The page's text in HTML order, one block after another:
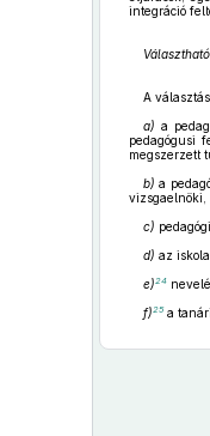
integráció
A
a) a
pedagógusi
megszerzett
b) a
vizsgaelnöki,
c)
d) az
e) 24
f) 25a